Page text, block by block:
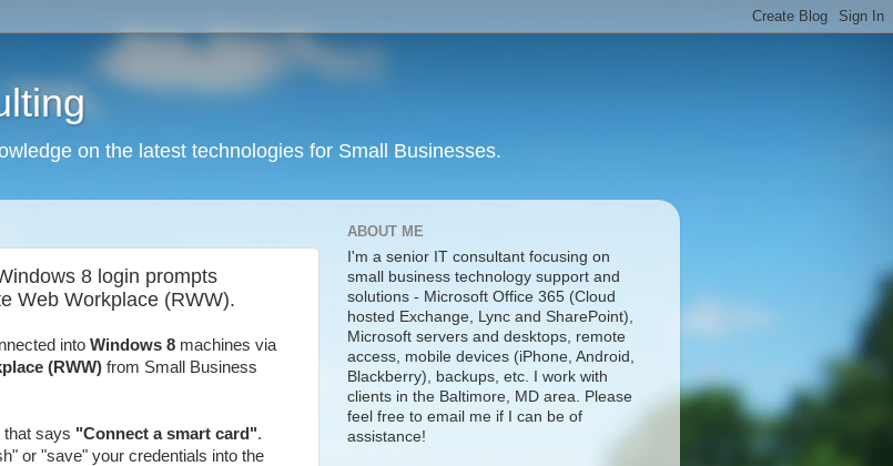
on the latest technologies for Small Businesses.
8 login prompts
Web Workplace (RWW).
into Windows 8 machines via
(RWW) from Small Business
that says "Connect a smart card".
or "save" your credentials into the
ABOUT ME
I'm a senior IT consultant focusing on
small business technology support and
solutions - Microsoft Office 365 (Cloud
hosted Exchange, Lync and SharePoint),
Microsoft servers and desktops, remote
access, mobile devices (iPhone, Android,
Blackberry), backups, etc. I work with
clients in the Baltimore, MD area. Please
feel free to email me if I can be of
assistance!